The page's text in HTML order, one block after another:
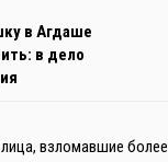
в Агдаше
в дело
взломавшие более